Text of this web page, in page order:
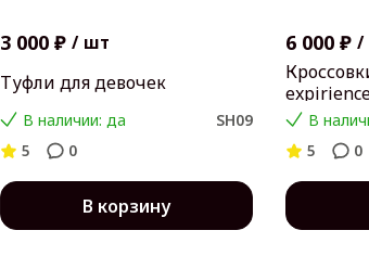
3 000 ₽ / шт
Туфли для девочек
В наличии: да
SH09
5
0
В корзину
6 000 ₽ /
В
5
0